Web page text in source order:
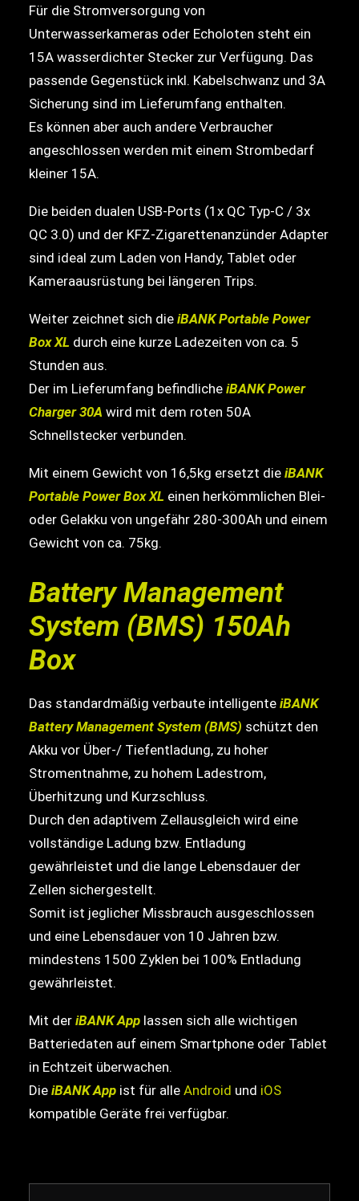
Für die Stromversorgung von
Unterwasserkameras oder Echoloten steht ein
15A wasserdichter Stecker zur Verfügung. Das
passende Gegenstück inkl. Kabelschwanz und 3A
Sicherung sind im Lieferumfang enthalten.
Es können aber auch andere Verbraucher
angeschlossen werden mit einem Strombedarf
kleiner 15A.
Die beiden dualen USB-Ports (1x QC Typ-C / 3x
QC 3.0) und der KFZ-Zigarettenanzünder Adapter
sind ideal zum Laden von Handy, Tablet oder
Kameraausrüstung bei längeren Trips.
Weiter zeichnet sich die iBANK Portable Power
Box XL durch eine kurze Ladezeiten von ca. 5
Stunden aus.
Der im Lieferumfang befindliche iBANK Power
Charger 30A wird mit dem roten 50A
Schnellstecker verbunden.
Mit einem Gewicht von 16,5kg ersetzt die iBANK
Portable Power Box XL einen herkömmlichen Blei-
oder Gelakku von ungefähr 280-300Ah und einem
Gewicht von ca. 75kg.
Battery Management
System (BMS) 150Ah
Box
Das standardmäßig verbaute intelligente iBANK
Battery Management System (BMS) schützt den
Akku vor Über-/ Tiefentladung, zu hoher
Stromentnahme, zu hohem Ladestrom,
Überhitzung und Kurzschluss.
Durch den adaptivem Zellausgleich wird eine
vollständige Ladung bzw. Entladung
gewährleistet und die lange Lebensdauer der
Zellen sichergestellt.
Somit ist jeglicher Missbrauch ausgeschlossen
und eine Lebensdauer von 10 Jahren bzw.
mindestens 1500 Zyklen bei 100% Entladung
gewährleistet.
Mit der iBANK App lassen sich alle wichtigen
Batteriedaten auf einem Smartphone oder Tablet
in Echtzeit überwachen.
Die iBANK App ist für alle Android und iOS
kompatible Geräte frei verfügbar.